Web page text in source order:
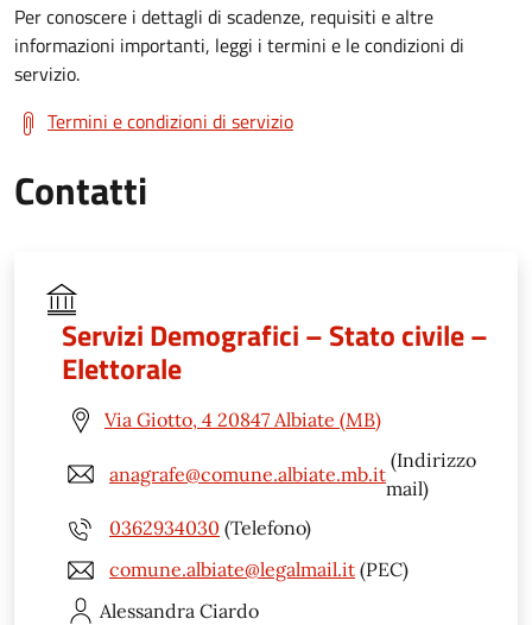
Per conoscere i dettagli di scadenze, requisiti e altre
informazioni importanti, leggi i termini e le condizioni di
servizio.
Termini e condizioni di servizio
Contatti
Servizi Demografici – Stato civile –
Elettorale
Via Giotto, 4 20847 Albiate (MB)
anagrafe@comune.albiate.mb.it
(Indirizzo
mail)
0362934030 (Telefono)
comune.albiate@legalmail.it (PEC)
Alessandra Ciardo